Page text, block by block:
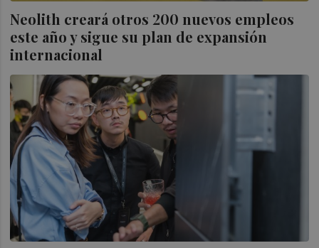
Neolith creará otros 200 nuevos empleos
este año y sigue su plan de expansión
internacional